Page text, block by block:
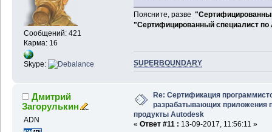
Сообщений: 421
Карма: 16
Skype:
Поясните, разве
"Сертифицированный специалист по
SUPERBOUNDARY
Дмитрий
Загорулькин
ADN
Re: Сертификация
разрабатывающих приложения
продукты Autodesk
« Ответ #11 : 13-09-2017, 11:56:11 »